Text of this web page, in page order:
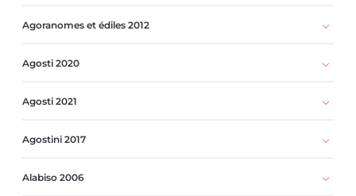
Agoranomes et édiles 2012
Agosti 2020
Agosti 2021
Agostini 2017
Alabiso 2006